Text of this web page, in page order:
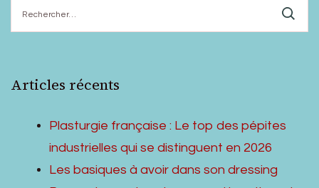
Articles récents
Plasturgie française : Le top des pépites
industrielles qui se distinguent en 2026
Les basiques à avoir dans son dressing